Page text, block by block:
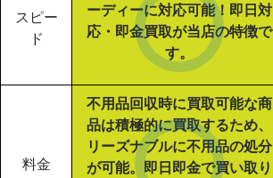
スピー
ド
ーディーに対応可能！即日対
応・即金買取が当店の特徴で
す。
料金
不用品回収時に買取可能な商
品は積極的に買取するため、
リーズナブルに不用品の処分
が可能。即日即金で買い取り